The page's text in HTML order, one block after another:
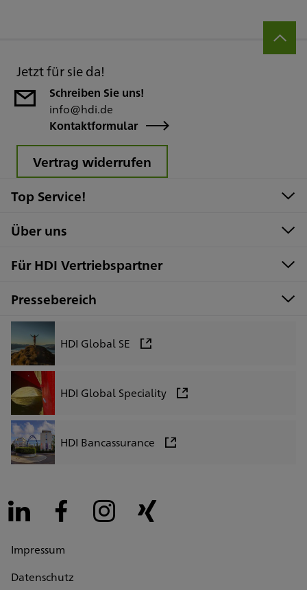
Jetzt für sie da!
Schreiben Sie uns!
info@hdi.de
Kontaktformular
Vertrag widerrufen
Top Service!
Über uns
Für HDI Vertriebspartner
Pressebereich
HDI Global SE
HDI Global Speciality
HDI Bancassurance
LinkedIn Facebook Instagram
Impressum
Datenschutz